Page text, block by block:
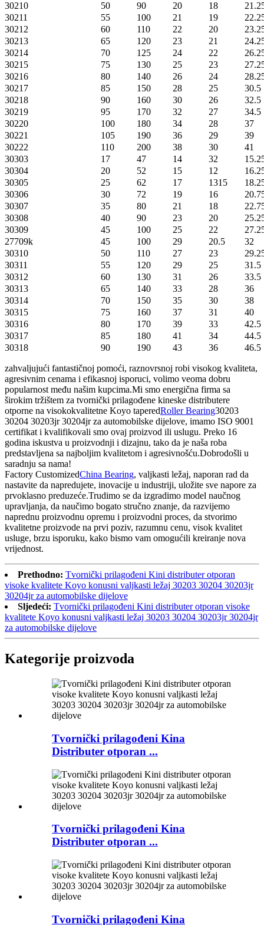
30210
50 90 20 18
30211
55 100 21 19
30212
60 110 22 20
30213
65 120 23 21
30214
70 125 24 22
30215
75 130 25 23
30216
80 140 26 24
30217
85 150 28 25
30.5
30218
90 160 30 26
32.5
30219
95 170 32 27
34.5
30220
100 180 34 28
37
30221
105 190 36 29
39
30222
110 200 38 30
41
30303
17 47 14 32
30304
20 52 15 12
30305
25 62 17 1315
30306
30 72 19 16
30307
35 80 21 18
30308
40 90 23 20
30309
45 100 25 22
27709k
45 100 29 20.5
32
30310
50 110 27 23
30311
55 120 29 25
31.5
30312
60 130 31 26
33.5
30313
65 140 33 28
36
30314
70 150 35 30
38
30315
75 160 37 31
40
30316
80 170 39 33
42.5
30317
85 180 41 34
44.5
30318
90 190 43 36 46.5
zahvaljujući fantastičnoj pomoći, raznovrsnoj robi visokog kvaliteta,
agresivnim cenama i efikasnoj isporuci, volimo veoma dobru
popularnost među našim kupcima.Mi smo energična firma sa
širokim tržištem za tvornički prilagođene kineske distributere
otporne na visokokvalitetne Koyo taperedRoller Bearing30203
30204 30203jr 30204jr za automobilske dijelove, imamo ISO 9001
certifikat i kvalifikovali smo ovaj proizvod ili uslugu. Preko 16
godina iskustva u proizvodnji i dizajnu, tako da je naša roba
predstavljena sa najboljim kvalitetom i agresivnošću.Dobrodošli u
saradnju sa nama!
Factory CustomizedChina Bearing, valjkasti ležaj, naporan rad da
nastavite da napredujete, inovacije u industriji, uložite sve napore za
prvoklasno preduzeće.Trudimo se da izgradimo model naučnog
upravljanja, da naučimo bogato stručno znanje, da razvijemo
naprednu proizvodnu opremu i proizvodni proces, da stvorimo
kvalitetne proizvode na prvi poziv, razumnu cenu, visok kvalitet
usluge, brzu isporuku, kako bismo vam omogućili kreiranje nova
vrijednost.
Prethodno: Tvornički prilagođeni Kini distributer otporan
visoke kvalitete Koyo konusni valjkasti ležaj 30203 30204 30203jr
30204jr za automobilske dijelove
Sljedeći: Tvornički prilagođeni Kini distributer otporan visoke
kvalitete Koyo konusni valjkasti ležaj 30203 30204 30203jr 30204jr
za automobilske dijelove
Kategorije proizvoda
Tvornički prilagođeni Kina
Distributer otporan ...
Tvornički prilagođeni Kina
Distributer otporan ...
Tvornički prilagođeni Kina